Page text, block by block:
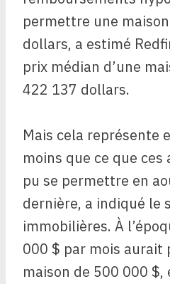
permettre une
dollars, a estimé
prix médian d’une
422 137 dollars.
Mais cela représente
moins que ce que
pu se permettre en
dernière, a indiqué le
immobilières. À
000 $ par mois aurait
maison de 500 000